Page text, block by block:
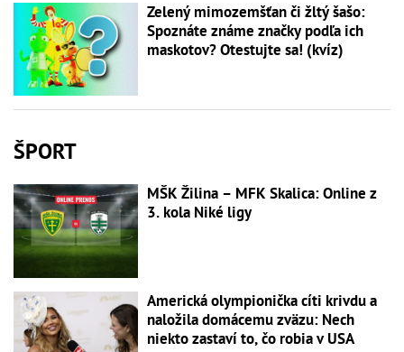
Zelený mimozemšťan či žltý šašo:
Spoznáte známe značky podľa ich
maskotov? Otestujte sa! (kvíz)
ŠPORT
MŠK Žilina – MFK Skalica: Online z
3. kola Niké ligy
Americká olympionička cíti krivdu a
naložila domácemu zväzu: Nech
niekto zastaví to, čo robia v USA